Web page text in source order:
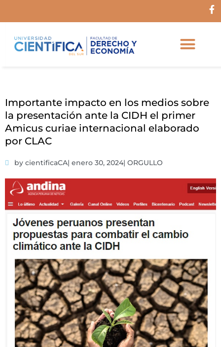
F
Importante impacto en los medios sobre
la presentación ante la CIDH el primer
Amicus curiae internacional elaborado
por CLAC
by cientificaCA| enero 30, 2024| ORGULLO